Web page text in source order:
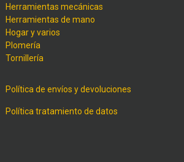
Herramientas mecánicas
Herramientas de mano
Hogar y varios
Plomería
Tornillería
Política de envíos y devoluciones
Política tratamiento de datos